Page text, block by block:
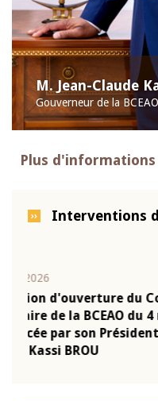
M. Jean-Claude
Gouverneur de la BCEAO
Plus d'informations
Interventions
22 juillet 2026
Mot introductif du
Kassi BROU lors de
présentation du
BCEAO